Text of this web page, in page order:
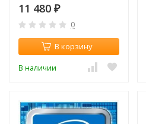
11 480 ₽
0
В корзину
В наличии